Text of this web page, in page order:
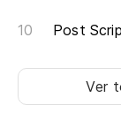
Post
Ver